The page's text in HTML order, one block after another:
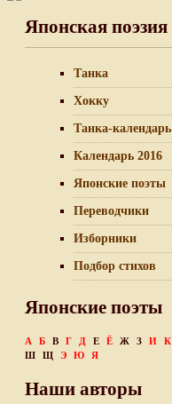
Японская поэзия
Танка
Хокку
Танка-календарь
Календарь 2016
Японские поэты
Переводчики
Изборники
Подбор стихов
Японские поэты
А Б В Г Д Е Ё Ж З И К
Ш
Щ Э Ю Я
Наши авторы